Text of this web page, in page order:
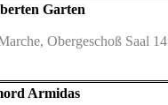
Garten
Obergeschoß Saal 14
Armidas